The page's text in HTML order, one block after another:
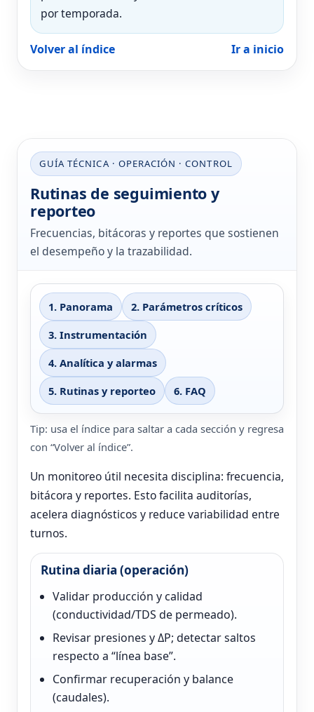
por temporada.
Volver al índice Ir a inicio
GUÍA TÉCNICA · OPERACIÓN · CONTROL
Rutinas de seguimiento y
reporteo
Frecuencias, bitácoras y reportes que sostienen
el desempeño y la trazabilidad.
1. Panorama
2. Parámetros críticos
3. Instrumentación
4. Analítica y alarmas
5. Rutinas y reporteo
6. FAQ
Tip: usa el índice para saltar a cada sección y regresa
con “Volver al índice”.
Un monitoreo útil necesita disciplina: frecuencia,
bitácora y reportes. Esto facilita auditorías,
acelera diagnósticos y reduce variabilidad entre
turnos.
Rutina diaria (operación)
Validar producción y calidad
(conductividad/TDS de permeado).
Revisar presiones y ΔP; detectar saltos
respecto a “línea base”.
Confirmar recuperación y balance
(caudales).